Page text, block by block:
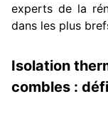
experts de la
dans les plus
Isolation
combles :